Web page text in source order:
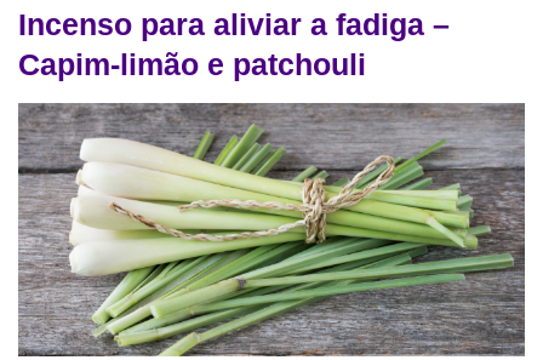
Incenso para aliviar a fadiga –
Capim-limão e patchouli